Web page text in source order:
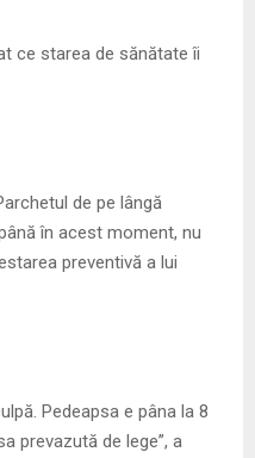
ce starea de sănătate îi
de pe lângă
în acest moment, nu
preventivă a lui
Pedeapsa e pâna la 8
prevazută de lege”, a